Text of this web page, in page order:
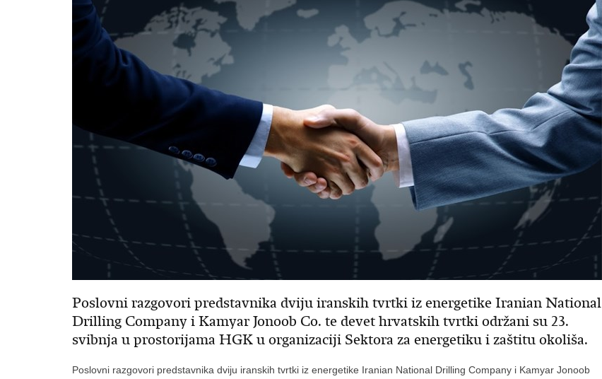
Poslovni razgovori predstavnika dviju iranskih tvrtki iz energetike Iranian National
Drilling Company i Kamyar Jonoob Co. te devet hrvatskih tvrtki održani su 23.
svibnja u prostorijama HGK u organizaciji Sektora za energetiku i zaštitu okoliša.
Poslovni razgovori predstavnika dviju iranskih tvrtki iz energetike Iranian National Drilling Company i Kamyar Jonoob